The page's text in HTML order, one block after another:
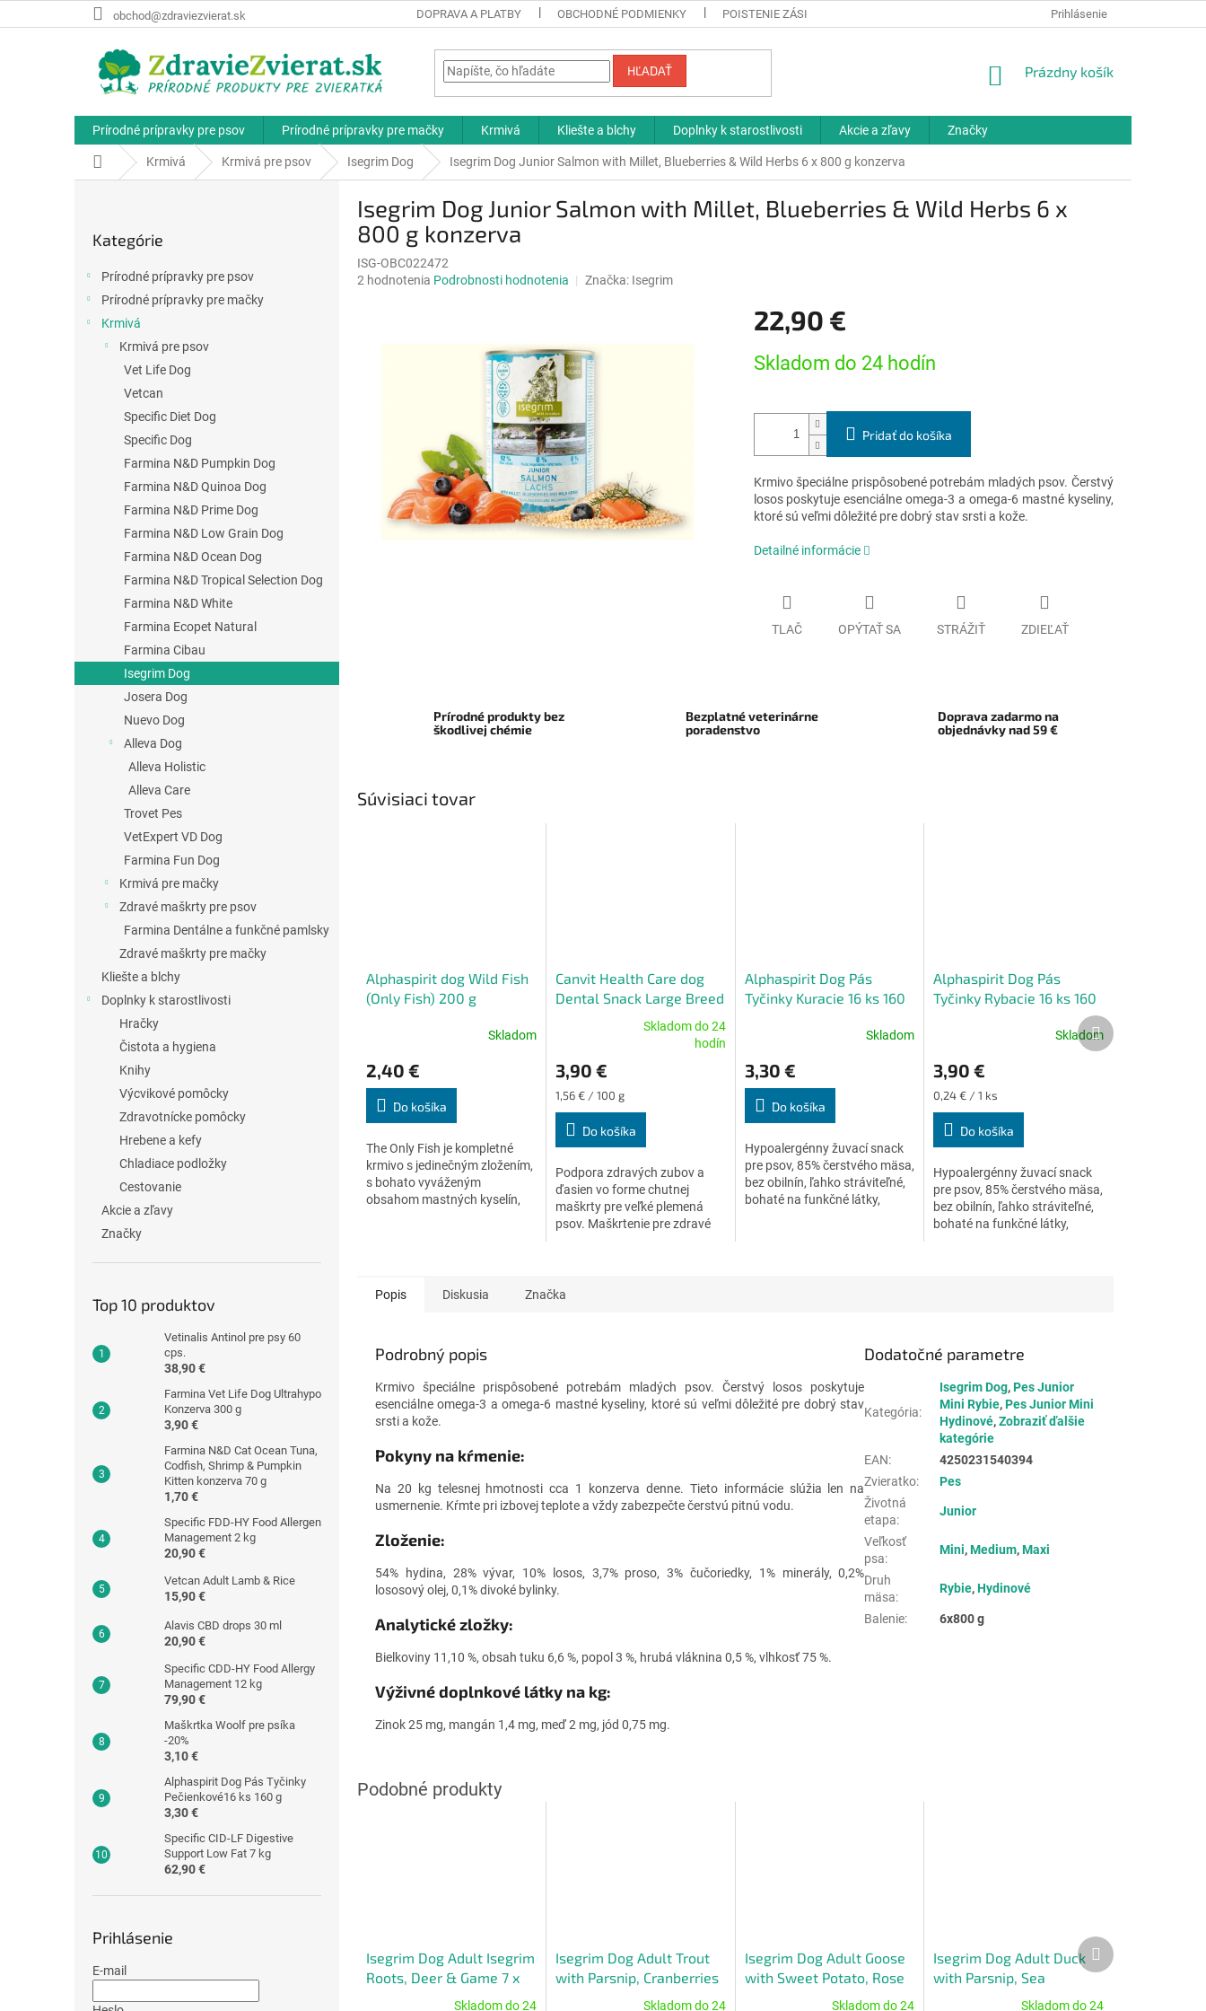
na
obchod@zdraviezvierat.sk DOPRAVA A PLATBY OBCHODNÉ PODMIENKY POISTENIE ZÁSIELKY ODBORNÉ
Prihlásenie
HĽADAŤ
NÁKUPNÝ
Prázdny košík
Prírodné prípravky pre psov Prírodné prípravky pre mačky Krmivá Kliešte a blchy Doplnky k starostlivosti Akcie a zľavy Značky
DomovKrmivá Krmivá pre psov Isegrim Dog Isegrim Dog Junior Salmon with Millet, Blueberries & Wild Herbs 6 x 800 g konzerva
kategórie
Kategórie
Prírodné prípravky pre psov
Prírodné prípravky pre mačky
Krmivá
Krmivá pre psov
Vet Life Dog
Vetcan
Specific Diet Dog
Specific Dog
Farmina N&D Pumpkin Dog
Farmina N&D Quinoa Dog
Farmina N&D Prime Dog
Farmina N&D Low Grain Dog
Farmina N&D Ocean Dog
Farmina N&D Tropical Selection Dog
Farmina N&D White
Farmina Ecopet Natural
Farmina Cibau
Isegrim Dog
Josera Dog
Nuevo Dog
Alleva Dog
Alleva Holistic
Alleva Care
Trovet Pes
VetExpert VD Dog
Farmina Fun Dog
Krmivá pre mačky
Zdravé maškrty pre psov
Farmina Dentálne a funkčné pamlsky
Zdravé maškrty pre mačky
Kliešte a blchy
Doplnky k starostlivosti
Hračky
Čistota a hygiena
Knihy
Výcvikové pomôcky
Zdravotnícke pomôcky
Hrebene a kefy
Chladiace podložky
Cestovanie
Akcie a zľavy
Značky
Top 10 produktov
Vetinalis Antinol pre psy 60
cps.
38,90 €
Farmina Vet Life Dog Ultrahypo
Konzerva 300 g
3,90 €
Farmina N&D Cat Ocean Tuna,
Codfish, Shrimp & Pumpkin
Kitten konzerva 70 g
1,70 €
Specific FDD-HY Food Allergen
Management 2 kg
20,90 €
Vetcan Adult Lamb & Rice
15,90 €
Alavis CBD drops 30 ml
20,90 €
Specific CDD-HY Food Allergy
Management 12 kg
79,90 €
Maškrtka Woolf pre psíka
-20%
3,10 €
Alphaspirit Dog Pás Tyčinky
Pečienkové16 ks 160 g
3,30 €
Specific CID-LF Digestive
Support Low Fat 7 kg
62,90 €
Prihlásenie
E-mail
Isegrim Dog Junior Salmon with Millet, Blueberries & Wild Herbs 6 x
800 g konzerva
ISG-OBC022472
Priemerné
2 hodnotenia Podrobnosti hodnotenia Značka: Isegrim
22,90 €
cena:
Skladom do 24 hodín
Pridať do košíka
Krmivo špeciálne prispôsobené potrebám mladých psov. Čerstvý
losos poskytuje esenciálne omega-3 a omega-6 mastné kyseliny,
ktoré sú veľmi dôležité pre dobrý stav srsti a kože.
Detailné informácie
TLAČ OPÝTAŤ SA STRÁŽIŤ ZDIEĽAŤ
Prírodné produkty bez
škodlivej chémie
Bezplatné veterinárne
poradenstvo
Doprava zadarmo na
objednávky nad 59 €
Súvisiaci tovar
Alphaspirit dog Wild Fish
(Only Fish) 200 g
produktu
je
4,8
z
hviezdičiek.
Skladom
2,40 €
Do košíka
The Only Fish je kompletné
krmivo s jedinečným zložením,
s bohato vyváženým
obsahom mastných kyselín,
Canvit Health Care dog
Dental Snack Large Breed
produktu
je
5,0
Skladom do 24
hodín
3,90 €
Jednotková
cena:
1,56 € / 100 g
Do košíka
Podpora zdravých zubov a
ďasien vo forme chutnej
maškrty pre veľké plemená
psov. Maškrtenie pre zdravé
Alphaspirit Dog Pás
Tyčinky Kuracie 16 ks 160
produktu
je
5,0
z
hviezdičiek.
Skladom
3,30 €
Do košíka
Hypoalergénny žuvací snack
pre psov, 85% čerstvého mäsa,
bez obilnín, ľahko stráviteľné,
bohaté na funkčné látky,
Alphaspirit Dog Pás
Tyčinky Rybacie 16 ks 160
produktu
je
4,9
Skladom
3,90 €
Jednotková
cena:
0,24 € / 1 ks
Do košíka
Hypoalergénny žuvací snack
pre psov, 85% čerstvého mäsa,
bez obilnín, ľahko stráviteľné,
bohaté na funkčné látky,
Ďalší
produkt
Popis Diskusia Značka
Podrobný popis
Krmivo špeciálne prispôsobené potrebám mladých psov. Čerstvý losos poskytuje
esenciálne omega-3 a omega-6 mastné kyseliny, ktoré sú veľmi dôležité pre dobrý stav
srsti a kože.
Pokyny na kŕmenie:
Na 20 kg telesnej hmotnosti cca 1 konzerva denne. Tieto informácie slúžia len na
usmernenie. Kŕmte pri izbovej teplote a vždy zabezpečte čerstvú pitnú vodu.
Zloženie:
54% hydina, 28% vývar, 10% losos, 3,7% proso, 3% čučoriedky, 1% minerály, 0,2%
lososový olej, 0,1% divoké bylinky.
Analytické zložky:
Bielkoviny 11,10 %, obsah tuku 6,6 %, popol 3 %, hrubá vláknina 0,5 %, vlhkosť 75 %.
Výživné doplnkové látky na kg:
Zinok 25 mg, mangán 1,4 mg, meď 2 mg, jód 0,75 mg.
Dodatočné parametre
Kategória:
Isegrim Dog,Pes Junior
Mini Rybie,Pes Junior Mini
Hydinové,Zobraziť ďalšie
kategórie
EAN:
4250231540394
Zvieratko:
Pes
Životná
etapa:
Junior
Veľkosť
psa:
Mini,Medium,Maxi
Druh
mäsa:
Rybie,Hydinové
Balenie: 6x800 g
Isegrim Dog Adult Isegrim
Roots, Deer & Game 7 x
410 g kapsičkySkladom do 24
Isegrim Dog Adult Trout
with Parsnip, Cranberries
& Wild Herbs 6 x 400 g
Skladom do 24
Isegrim Dog Adult Goose
with Sweet Potato, Rose
Hip & Wild Herbs 6 x 800
Skladom do 24
Isegrim Dog Adult Duck
with Parsnip, Sea
Buckthorn & Wild Herbs 6
Skladom do 24
Ďalší
produkt